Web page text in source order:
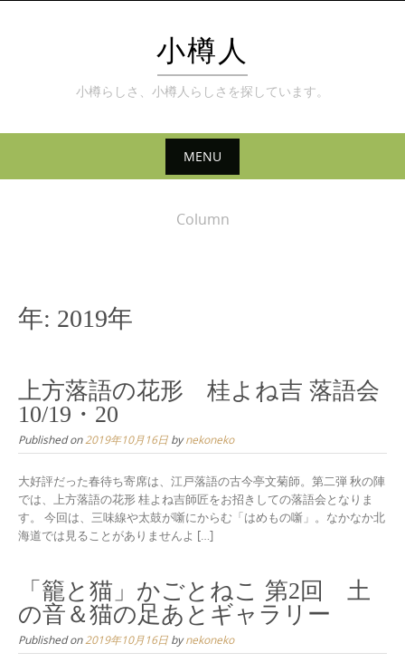
小樽人
小樽らしさ、小樽人らしさを探しています。
MENU
Column
年: 2019年
上方落語の花形 桂よね吉 落語会
10/19・20
Published on2019年10月16日 bynekoneko
大好評だった春待ち寄席は、江戸落語の古今亭文菊師。第二弾 秋の陣
では、上方落語の花形 桂よね吉師匠をお招きしての落語会となりま
す。 今回は、三味線や太鼓が噺にからむ「はめもの噺」。なかなか北
海道では見ることがありませんよ […]
「籠と猫」かごとねこ 第2回 土
の音＆猫の足あとギャラリー
Published on2019年10月16日 bynekoneko